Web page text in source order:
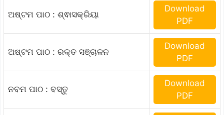
ଅଷ୍ଟମ ପାଠ : ଶ୍ଵାସକ୍ରିୟା
Download
PDF
ଅଷ୍ଟମ ପାଠ : ରକ୍ତ ସଞ୍ଚାଳନ
Download
PDF
ନବମ ପାଠ : ବସ୍ତୁ
Download
PDF